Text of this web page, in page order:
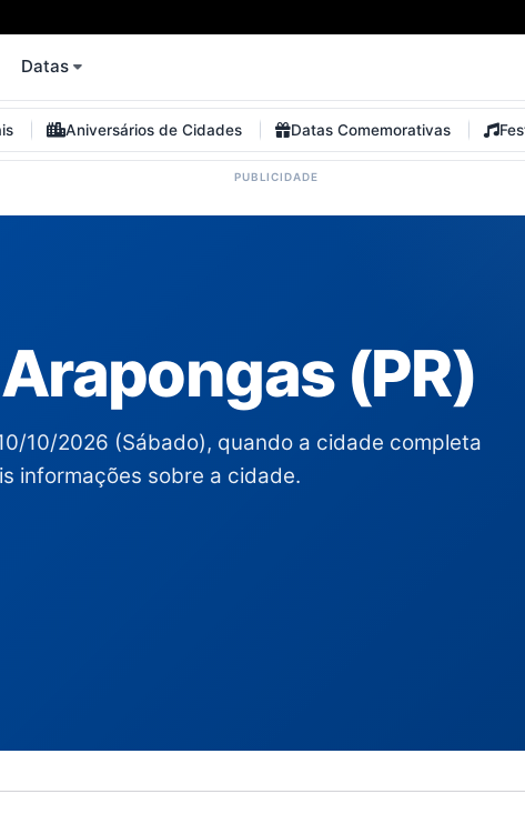
Datas
Aniversários de Cidades Datas Comemorativas
(PR)
10/2026 (Sábado), quando a cidade completa
informações sobre a cidade.